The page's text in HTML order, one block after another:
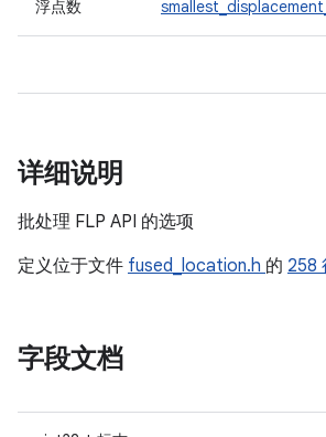
浮点数
详细说明
批处理 FLP API 的选项
定义位于文件 fused_location.h 的 258
字段文档